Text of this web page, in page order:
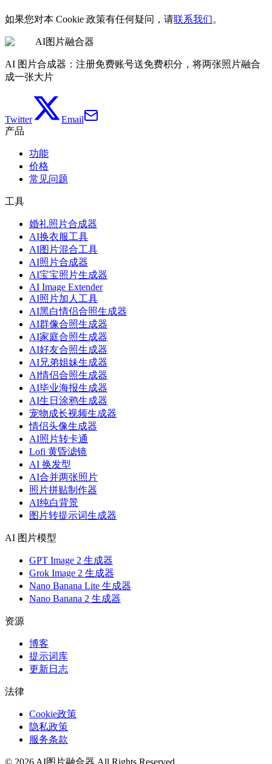
如果您对本 Cookie 政策有任何疑问，请联系我们。
AI图片融合器
AI 图片合成器：注册免费账号送免费积分，将两张照片融合
成一张大片
Twitter
Email
产品
功能
价格
常见问题
工具
婚礼照片合成器
AI换衣服工具
AI图片混合工具
AI照片合成器
AI宝宝照片生成器
AI Image Extender
AI照片加人工具
AI黑白情侣合照生成器
AI群像合照生成器
AI家庭合照生成器
AI好友合照生成器
AI兄弟姐妹生成器
AI情侣合照生成器
AI毕业海报生成器
AI生日涂鸦生成器
宠物成长视频生成器
情侣头像生成器
AI照片转卡通
Lofi 黄昏滤镜
AI 换发型
AI合并两张照片
照片拼贴制作器
AI纯白背景
图片转提示词生成器
AI 图片模型
GPT Image 2 生成器
Grok Image 2 生成器
Nano Banana Lite 生成器
Nano Banana 2 生成器
资源
博客
提示词库
更新日志
法律
Cookie政策
隐私政策
服务条款
© 2026 AI图片融合器 All Rights Reserved.